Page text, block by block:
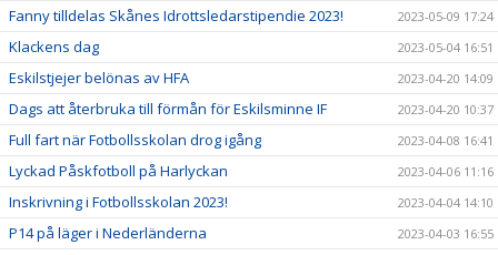
Fanny tilldelas Skånes Idrottsledarstipendie 2023! 2023-05-09 17:24
Klackens dag 2023-05-04 16:51
Eskilstjejer belönas av HFA 2023-04-20 14:09
Dags att återbruka till förmån för Eskilsminne IF 2023-04-20 10:37
Full fart när Fotbollsskolan drog igång 2023-04-08 16:41
Lyckad Påskfotboll på Harlyckan 2023-04-06 11:16
Inskrivning i Fotbollsskolan 2023! 2023-04-04 14:10
P14 på läger i Nederländerna 2023-04-03 16:55